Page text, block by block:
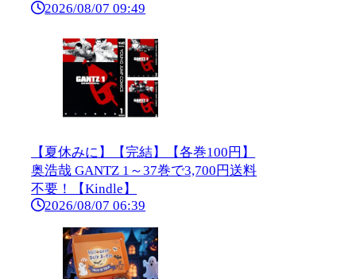
2026/08/07 09:49
【夏休みに】【完結】【各巻100円】
奥浩哉 GANTZ 1～37巻で3,700円送料
不要！【Kindle】
2026/08/07 06:39